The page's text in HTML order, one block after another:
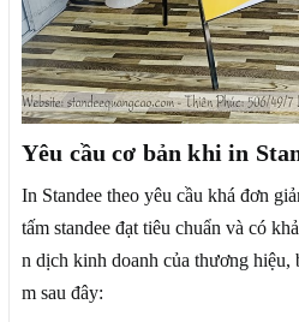
Yêu cầu cơ bản khi in
In Standee theo yêu cầu khá đơn
tấm standee đạt tiêu chuẩn và có
n dịch kinh doanh của thương hiệu,
m sau đây: